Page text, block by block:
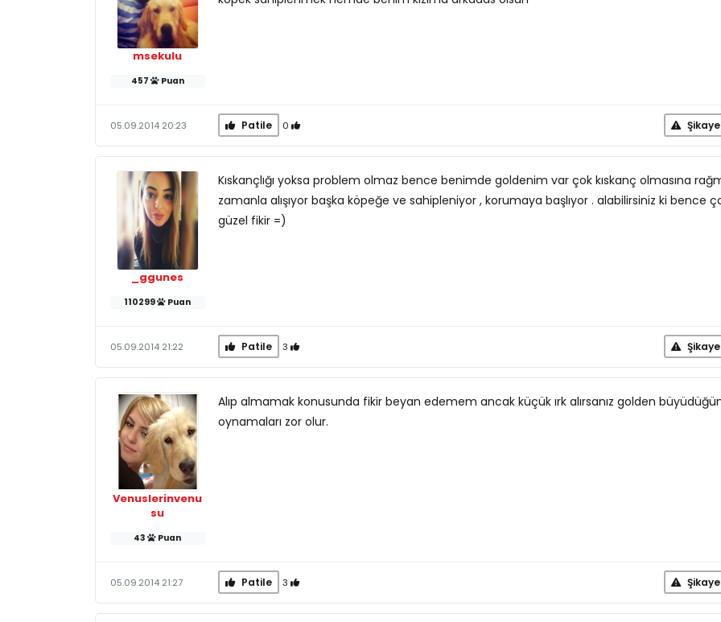
msekulu
457 Puan
05.09.2014 20:23 Patile 0
_ggunes
110299 Puan
Kıskançlığı yoksa problem olmaz bence benimde goldenim var çok kıskanç olmasına
zamanla alışıyor başka köpeğe ve sahipleniyor , korumaya başlıyor . alabilirsiniz ki bence
güzel fikir =)
05.09.2014 21:22 Patile 3
Venuslerinvenu
su
43 Puan
Alıp almamak konusunda fikir beyan edemem ancak küçük ırk alırsanız golden
oynamaları zor olur.
05.09.2014 21:27 Patile 3